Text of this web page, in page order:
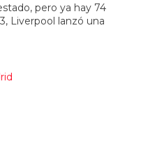
pero ya hay 74
Liverpool lanzó una